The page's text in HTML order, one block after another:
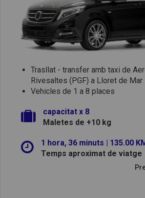
Trasllat - transfer amb taxi de
Rivesaltes (PGF) a Lloret de Mar
Vehicles de 1 a 8 places
capacitat x 8
Maletes de +10 kg
1 hora, 36 minuts | 135.00
Temps aproximat de viatge